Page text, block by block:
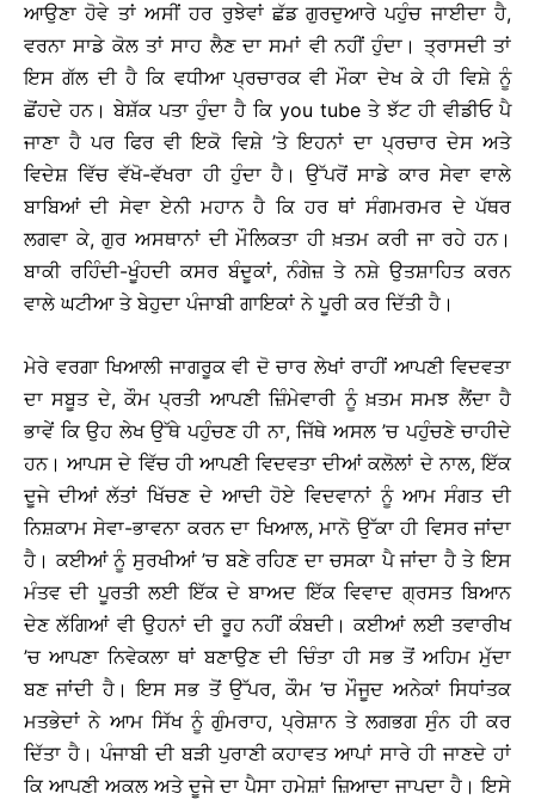
ਆਉਣਾ ਹੋਵੇ ਤਾਂ ਅਸੀਂ ਹਰ ਰੁਝੇਵਾਂ ਛੱਡ ਗੁਰਦੁਆਰੇ ਪਹੁੰਚ ਜਾਈਦਾ ਹੈ,
ਵਰਨਾ ਸਾਡੇ ਕੋਲ ਤਾਂ ਸਾਹ ਲੈਣ ਦਾ ਸਮਾਂ ਵੀ ਨਹੀਂ ਹੁੰਦਾ। ਤ੍ਰਾਸਦੀ ਤਾਂ
ਇਸ ਗੱਲ ਦੀ ਹੈ ਕਿ ਵਧੀਆ ਪ੍ਰਚਾਰਕ ਵੀ ਮੌਕਾ ਦੇਖ ਕੇ ਹੀ ਵਿਸ਼ੇ ਨੂੰ
ਛੋਂਹਦੇ ਹਨ। ਬੇਸ਼ੱਕ ਪਤਾ ਹੁੰਦਾ ਹੈ ਕਿ you tube ਤੇ ਝੱਟ ਹੀ ਵੀਡੀਓ ਪੈ
ਜਾਣਾ ਹੈ ਪਰ ਫਿਰ ਵੀ ਇਕੋ ਵਿਸ਼ੇ ’ਤੇ ਇਹਨਾਂ ਦਾ ਪ੍ਰਚਾਰ ਦੇਸ ਅਤੇ
ਵਿਦੇਸ਼ ਵਿੱਚ ਵੱਖੋ-ਵੱਖਰਾ ਹੀ ਹੁੰਦਾ ਹੈ। ਉੱਪਰੋਂ ਸਾਡੇ ਕਾਰ ਸੇਵਾ ਵਾਲੇ
ਬਾਬਿਆਂ ਦੀ ਸੇਵਾ ਏਨੀ ਮਹਾਨ ਹੈ ਕਿ ਹਰ ਥਾਂ ਸੰਗਮਰਮਰ ਦੇ ਪੱਥਰ
ਲਗਵਾ ਕੇ, ਗੁਰ ਅਸਥਾਨਾਂ ਦੀ ਮੌਲਿਕਤਾ ਹੀ ਖ਼ਤਮ ਕਰੀ ਜਾ ਰਹੇ ਹਨ।
ਬਾਕੀ ਰਹਿੰਦੀ-ਖੂੰਹਦੀ ਕਸਰ ਬੰਦੂਕਾਂ, ਨੰਗੇਜ਼ ਤੇ ਨਸ਼ੇ ਉਤਸ਼ਾਹਿਤ ਕਰਨ
ਵਾਲੇ ਘਟੀਆ ਤੇ ਬੇਹੁਦਾ ਪੰਜਾਬੀ ਗਾਇਕਾਂ ਨੇ ਪੂਰੀ ਕਰ ਦਿੱਤੀ ਹੈ।
ਮੇਰੇ ਵਰਗਾ ਖਿਆਲੀ ਜਾਗਰੂਕ ਵੀ ਦੋ ਚਾਰ ਲੇਖਾਂ ਰਾਹੀਂ ਆਪਣੀ ਵਿਦਵਤਾ
ਦਾ ਸਬੂਤ ਦੇ, ਕੌਮ ਪ੍ਰਤੀ ਆਪਣੀ ਜ਼ਿੰਮੇਵਾਰੀ ਨੂੰ ਖ਼ਤਮ ਸਮਝ ਲੈਂਦਾ ਹੈ
ਭਾਵੇਂ ਕਿ ਉਹ ਲੇਖ ਉੱਥੇ ਪਹੁੰਚਣ ਹੀ ਨਾ, ਜਿੱਥੇ ਅਸਲ ’ਚ ਪਹੁੰਚਣੇ ਚਾਹੀਦੇ
ਹਨ। ਆਪਸ ਦੇ ਵਿੱਚ ਹੀ ਆਪਣੀ ਵਿਦਵਤਾ ਦੀਆਂ ਕਲੋਲਾਂ ਦੇ ਨਾਲ, ਇੱਕ
ਦੂਜੇ ਦੀਆਂ ਲੱਤਾਂ ਖਿੱਚਣ ਦੇ ਆਦੀ ਹੋਏ ਵਿਦਵਾਨਾਂ ਨੂੰ ਆਮ ਸੰਗਤ ਦੀ
ਨਿਸ਼ਕਾਮ ਸੇਵਾ-ਭਾਵਨਾ ਕਰਨ ਦਾ ਖਿਆਲ, ਮਾਨੋ ਉੱਕਾ ਹੀ ਵਿਸਰ ਜਾਂਦਾ
ਹੈ। ਕਈਆਂ ਨੂੰ ਸੁਰਖੀਆਂ ’ਚ ਬਣੇ ਰਹਿਣ ਦਾ ਚਸਕਾ ਪੈ ਜਾਂਦਾ ਹੈ ਤੇ ਇਸ
ਮੰਤਵ ਦੀ ਪੂਰਤੀ ਲਈ ਇੱਕ ਦੇ ਬਾਅਦ ਇੱਕ ਵਿਵਾਦ ਗ੍ਰਸਤ ਬਿਆਨ
ਦੇਣ ਲੱਗਿਆਂ ਵੀ ਉਹਨਾਂ ਦੀ ਰੂਹ ਨਹੀਂ ਕੰਬਦੀ। ਕਈਆਂ ਲਈ ਤਵਾਰੀਖ
’ਚ ਆਪਣਾ ਨਿਵੇਕਲਾ ਥਾਂ ਬਣਾਉਣ ਦੀ ਚਿੰਤਾ ਹੀ ਸਭ ਤੋਂ ਅਹਿਮ ਮੁੱਦਾ
ਬਣ ਜਾਂਦੀ ਹੈ। ਇਸ ਸਭ ਤੋਂ ਉੱਪਰ, ਕੌਮ ’ਚ ਮੌਜੂਦ ਅਨੇਕਾਂ ਸਿਧਾਂਤਕ
ਮਤਭੇਦਾਂ ਨੇ ਆਮ ਸਿੱਖ ਨੂੰ ਗੁੰਮਰਾਹ, ਪ੍ਰੇਸ਼ਾਨ ਤੇ ਲਗਭਗ ਸੁੰਨ ਹੀ ਕਰ
ਦਿੱਤਾ ਹੈ। ਪੰਜਾਬੀ ਦੀ ਬੜੀ ਪੁਰਾਣੀ ਕਹਾਵਤ ਆਪਾਂ ਸਾਰੇ ਹੀ ਜਾਣਦੇ ਹਾਂ
ਕਿ ਆਪਣੀ ਅਕਲ ਅਤੇ ਦੂਜੇ ਦਾ ਪੈਸਾ ਹਮੇਸ਼ਾਂ ਜ਼ਿਆਦਾ ਜਾਪਦਾ ਹੈ। ਇਸੇ